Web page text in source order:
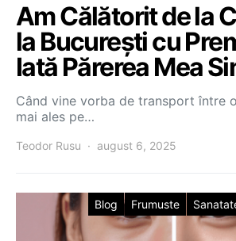
Am Călătorit de la
la București cu
Iată Părerea Mea
Când vine vorba de transport între
mai ales pe…
Teodor Rusu august 6, 2025
Blog Frumuste